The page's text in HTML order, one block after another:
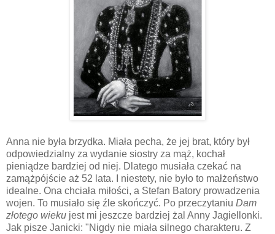
Anna nie była brzydka. Miała pecha, że jej brat, który był
odpowiedzialny za wydanie siostry za mąż, kochał
pieniądze bardziej od niej. Dlatego musiała czekać na
zamążpójście aż 52 lata. I niestety, nie było to małżeństwo
idealne. Ona chciała miłości, a Stefan Batory prowadzenia
wojen. To musiało się źle skończyć. Po przeczytaniu Dam
złotego wieku jest mi jeszcze bardziej żal Anny Jagiellonki.
Jak pisze Janicki: "Nigdy nie miała silnego charakteru. Z